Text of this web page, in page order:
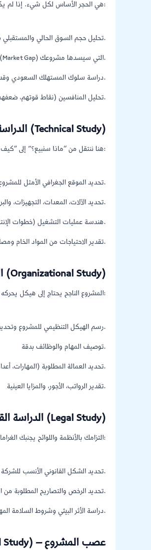
هي الحجر الأساس لكل شيء. إذا لمنقوم بـ:
تحليل حجم السوق الحالي والمستقبلي في المنطقة المستهدفة.
تحديد فجوة السوق (Market Gap) التي سيسدها مشروعك.
دراسة سلوك المستهلك السعودي وقدرته الشرائية.
تحليل المنافسين (نقاط قوتهم، ضعفهم، وحصصهم السوقية).
2. الدراسة الفنية والهندسية (Technical Study)
هنا ننتقل من “ماذا سنبيع؟” إلى “كيف سنصنع ونقدم؟”. تشمل هذه المرحلة:
تحديد الموقع الجغرافي الأمثل للمشروع ومساحته المطلوبة.
تحديد الآلات، المعدات، التجهيزات، والبرمجيات اللازمة مع مواصفاتها الفنية.
هندسة عمليات التشغيل (خطوات الإنتاج أو تقديم الخدمة).
تقدير الاحتياجات من المواد الخام ومصادر توريدها محلياً ودولياً.
3. الدراسة التنظيمية والإدارية (Organizational Study)
المشروع الناجح يحتاج إلى هيكل يحركه بكفاءة. نعمل في هذا المحور على:
رسم الهيكل التنظيمي للمشروع وتحديد الإدارات.
توصيف المهام والوظائف بدقة.
تحديد العمالة المطلوبة (المهارات، أعداد الموظفين، ونسب التوطين المطلوبة وفقاً لأنظمة وزارة الموارد البشرية).
تقدير الرواتب، الأجور، والمزايا العينية.
4. الدراسة القانونية والبيئية (Legal Study)
التزامك بالأنظمة واللوائح يجنبك الغرامات أو التوقف المفاجئ. تشمل خدماتنا:
تحديد الشكل القانوني الأنسب للشركة (مؤسسة فردية، شركة ذات مسؤولية محدودة، مساهمة مبسطة).
تحديد الرخص والتصاريح المطلوبة من الجهات الحكومية ذات العلاقة (البلديات، الدفاع المدني، هيئة الغذاء والدواء، وغيرها).
دراسة الأثر البيئي وشروط السلامة المهنية.
5. الدراسة المالية (Financial Study) – عصب المشروع